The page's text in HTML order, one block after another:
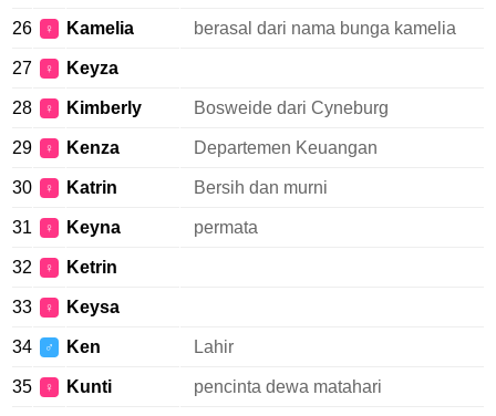
26 ♀ Kamelia berasal dari nama bunga kamelia
27 ♀ Keyza
28 ♀ Kimberly Bosweide dari Cyneburg
29 ♀ Kenza Departemen Keuangan
30 ♀ Katrin Bersih dan murni
31 ♀ Keyna permata
32 ♀ Ketrin
33 ♀ Keysa
34 ♂ Ken Lahir
35 ♀ Kunti pencinta dewa matahari